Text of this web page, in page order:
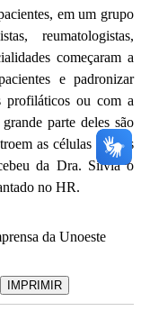
em um grupo
reumatologistas,
começaram a
e padronizar
profiláticos ou com a
parte deles são
as células que as
da Dra. Silvia o
no HR.
da Unoeste
IMPRIMIR